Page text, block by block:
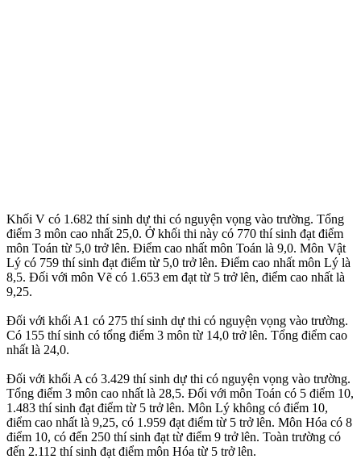
Khối V có 1.682 thí sinh dự thi có nguyện vọng vào trường. Tổng
điểm 3 môn cao nhất 25,0. Ở khối thi này có 770 thí sinh đạt điểm
môn Toán từ 5,0 trở lên. Điểm cao nhất môn Toán là 9,0. Môn Vật
Lý có 759 thí sinh đạt điểm từ 5,0 trở lên. Điểm cao nhất môn Lý là
8,5. Đối với môn Vẽ có 1.653 em đạt từ 5 trở lên, điểm cao nhất là
9,25.
Đối với khối A1 có 275 thí sinh dự thi có nguyện vọng vào trường.
Có 155 thí sinh có tổng điểm 3 môn từ 14,0 trở lên. Tổng điểm cao
nhất là 24,0.
Đối với khối A có 3.429 thí sinh dự thi có nguyện vọng vào trường.
Tổng điểm 3 môn cao nhất là 28,5. Đối với môn Toán có 5 điểm 10,
1.483 thí sinh đạt điểm từ 5 trở lên. Môn Lý không có điểm 10,
điểm cao nhất là 9,25, có 1.959 đạt điểm từ 5 trở lên. Môn Hóa có 8
điểm 10, có đến 250 thí sinh đạt từ điểm 9 trở lên. Toàn trường có
đến 2.112 thí sinh đạt điểm môn Hóa từ 5 trở lên.